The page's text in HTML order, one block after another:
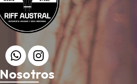
Nosotros